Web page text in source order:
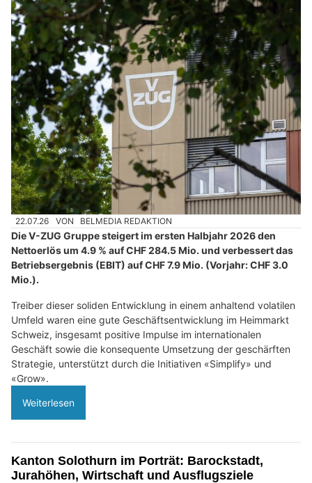
22.07.26 VON BELMEDIA REDAKTION
Die V-ZUG Gruppe steigert im ersten Halbjahr 2026 den
Nettoerlös um 4.9 % auf CHF 284.5 Mio. und verbessert das
Betriebsergebnis (EBIT) auf CHF 7.9 Mio. (Vorjahr: CHF 3.0
Mio.).
Treiber dieser soliden Entwicklung in einem anhaltend volatilen
Umfeld waren eine gute Geschäftsentwicklung im Heimmarkt
Schweiz, insgesamt positive Impulse im internationalen
Geschäft sowie die konsequente Umsetzung der geschärften
Strategie, unterstützt durch die Initiativen «Simplify» und
«Grow».
Weiterlesen
Kanton Solothurn im Porträt: Barockstadt,
Jurahöhen, Wirtschaft und Ausflugsziele